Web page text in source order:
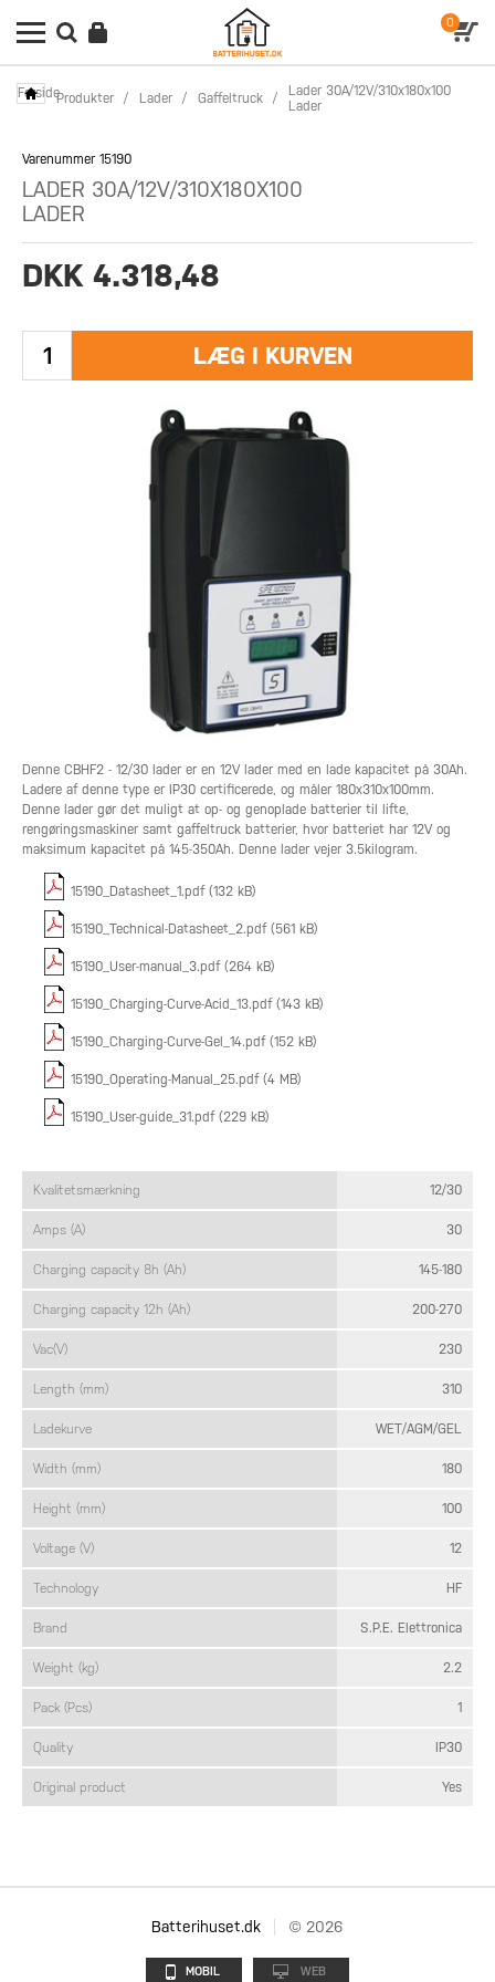
0
ForsideProdukter / Lader / Gaffeltruck /
Lader 30A/12V/310x180x100
Lader
Varenummer 15190
LADER 30A/12V/310X180X100
LADER
DKK 4.318,48
Denne CBHF2 - 12/30 lader er en 12V lader med en lade kapacitet på 30Ah.
Ladere af denne type er IP30 certificerede, og måler 180x310x100mm.
Denne lader gør det muligt at op- og genoplade batterier til lifte,
rengøringsmaskiner samt gaffeltruck batterier, hvor batteriet har 12V og
maksimum kapacitet på 145-350Ah. Denne lader vejer 3.5kilogram.
15190_Datasheet_1.pdf (132 kB)
15190_Technical-Datasheet_2.pdf (561 kB)
15190_User-manual_3.pdf (264 kB)
15190_Charging-Curve-Acid_13.pdf (143 kB)
15190_Charging-Curve-Gel_14.pdf (152 kB)
15190_Operating-Manual_25.pdf (4 MB)
15190_User-guide_31.pdf (229 kB)
Kvalitetsmærkning 12/30
Amps (A) 30
Charging capacity 8h (Ah) 145-180
Charging capacity 12h (Ah) 200-270
Vac(V) 230
Length (mm) 310
Ladekurve WET/AGM/GEL
Width (mm) 180
Height (mm) 100
Voltage (V) 12
Technology HF
Brand S.P.E. Elettronica
Weight (kg) 2.2
Pack (Pcs) 1
Quality IP30
Original product Yes
Batterihuset.dk © 2026
MOBIL WEB